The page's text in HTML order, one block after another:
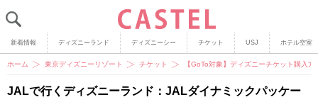
新着情報 ディズニーランド ディズニーシー チケット USJ ホテル空室
ホーム 東京ディズニーリゾート チケット 【GoTo対象】ディズニーチケット購入
JALで行くディズニーランド：JALダイナミックパッケー